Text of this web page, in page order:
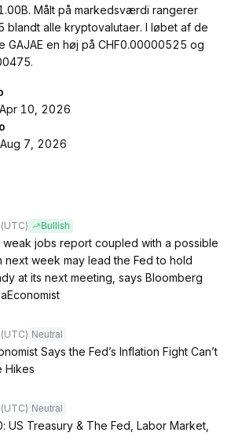
Målt på markedsværdi rangerer
blandt alle kryptovalutaer. I løbet af de
GAJAE en høj på CHF0.00000525 og
10, 2026
7, 2026
(UTC) Bullish
weak jobs report coupled with a possible
next week may lead the Fed to hold
at its next meeting, says Bloomberg
(UTC) Neutral
Says the Fed’s Inflation Fight Can’t
Hikes
(UTC) Neutral
US Treasury & The Fed, Labor Market,